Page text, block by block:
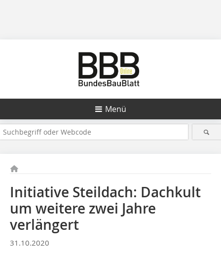
Menü
Initiative Steildach: Dachkult
um weitere zwei Jahre
verlängert
31.10.2020